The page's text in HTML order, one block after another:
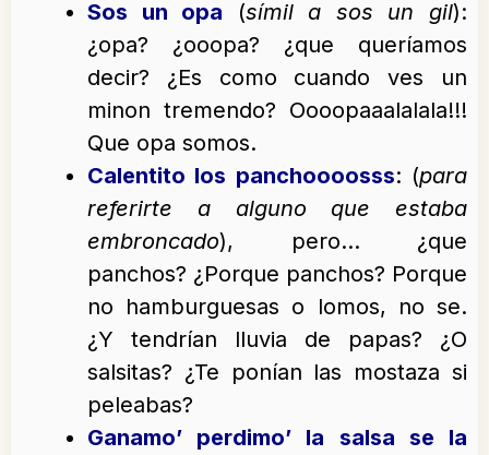
Sos un opa (símil a sos un gil):
¿opa? ¿ooopa? ¿que queríamos
decir? ¿Es como cuando ves un
minon tremendo? Oooopaaalalala!!!
Que opa somos.
Calentito los panchoooosss: (para
referirte a alguno que estaba
embroncado), pero… ¿que
panchos? ¿Porque panchos? Porque
no hamburguesas o lomos, no se.
¿Y tendrían lluvia de papas? ¿O
salsitas? ¿Te ponían las mostaza si
peleabas?
Ganamo’ perdimo’ la salsa se la